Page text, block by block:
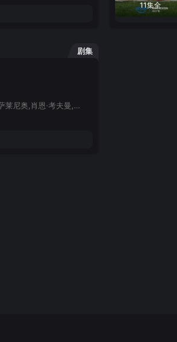
11集全
剧集
罗拉·董,克里斯托弗·布里尼,加文·卡萨莱尼奥,肖恩·考夫曼,雷切尔·布兰卡德,杰基·钟,瑞恩·斯宾塞,科林·费格森,艾尔西·费舍尔,Will,Spencer,Louis,Tomeo,Sasha,An,Christina,Bach,Annalee,Beck,Colby,Burton,Sarah,Grace,Elliott